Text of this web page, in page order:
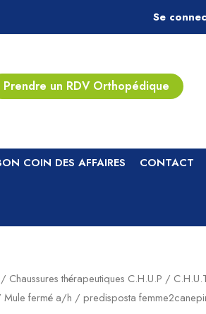
Se
Prendre un RDV Orthopédique
COIN DES AFFAIRES CONTACT
Chaussures thérapeutiques C.H.U.P /
fermé a/h / predisposta